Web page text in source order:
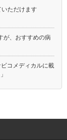
いただけます
が、おすすめの病
コメディカルに載